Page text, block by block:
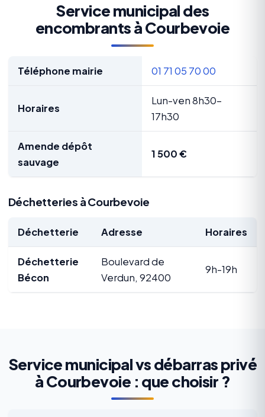
Service municipal des
encombrants à Courbevoie
Téléphone mairie 01 71 05 70 00
Horaires
Lun-ven 8h30-
17h30
Amende dépôt
sauvage
1 500 €
Déchetteries à Courbevoie
Déchetterie Adresse Horaires
Déchetterie
Bécon
Boulevard de
Verdun, 92400
9h-19h
Service municipal vs débarras privé
à Courbevoie : que choisir ?